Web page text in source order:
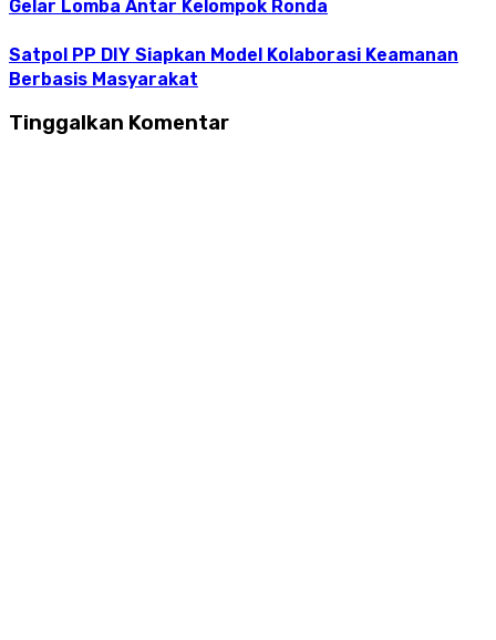
Gelar Lomba Antar Kelompok Ronda
Satpol PP DIY Siapkan Model Kolaborasi Keamanan
Berbasis Masyarakat
Tinggalkan Komentar